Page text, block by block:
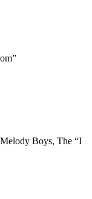
Boys, The “I